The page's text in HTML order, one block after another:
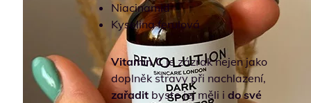
Niacinamid
Kyselina ferulová
Vitamín Cje zázrak nejen jako
doplněk stravy při nachlazení,
zařadit byste jej měli ido své